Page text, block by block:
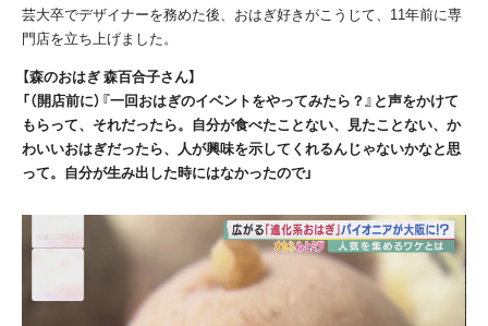
芸大卒でデザイナーを務めた後、おはぎ好きがこうじて、11年前に専
門店を立ち上げました。
【森のおはぎ 森百合子さん】
「（開店前に）『一回おはぎのイベントをやってみたら？』と声をかけて
もらって、それだったら。自分が食べたことない、見たことない、か
わいいおはぎだったら、人が興味を示してくれるんじゃないかなと思
って。自分が生み出した時にはなかったので」